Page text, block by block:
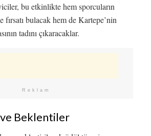
bu etkinlikte hem sporcuların
fırsatı bulacak hem de Kartepe’nin
tadını çıkaracaklar.
Reklam
Beklentiler